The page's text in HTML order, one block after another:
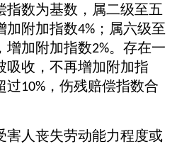
指数为基数，属二级至五
加附加指数4% ；属六级至
增加附加指数2%。存在一
吸收，不再增加附加指
过10% ，伤残赔偿指数合
害人丧失劳动能力程度或